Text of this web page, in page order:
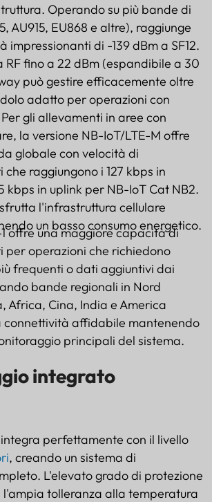
Operando su più bande di
AU915, EU868 e altre), raggiunge
impressionanti di -139 dBm a SF12.
RF fino a 22 dBm (espandibile a 30
può gestire efficacemente oltre
adatto per operazioni con
gli allevamenti in aree con
la versione NB-IoT/LTE-M offre
globale con velocità di
raggiungono i 127 kbps in
kbps in uplink per NB-IoT Cat NB2.
l'infrastruttura cellulare
un basso consumo energetico.
offre una maggiore capacità di
per operazioni che richiedono
frequenti o dati aggiuntivi dai
bande regionali in Nord
Africa, Cina, India e America
connettività affidabile mantenendo
principali del sistema.
integrato
perfettamente con il livello
, creando un sistema di
L'elevato grado di protezione
l'ampia tolleranza alla temperatura